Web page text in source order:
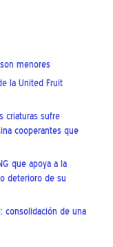
menores
la United Fruit
criaturas sufre
cooperantes que
que apoya a la
deterioro de su
consolidación de una